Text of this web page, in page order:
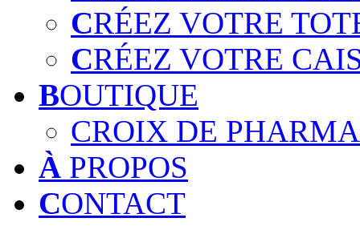
CRÉEZ VOTRE
CRÉEZ VOTRE
BOUTIQUE
CROIX DE
À PROPOS
CONTACT